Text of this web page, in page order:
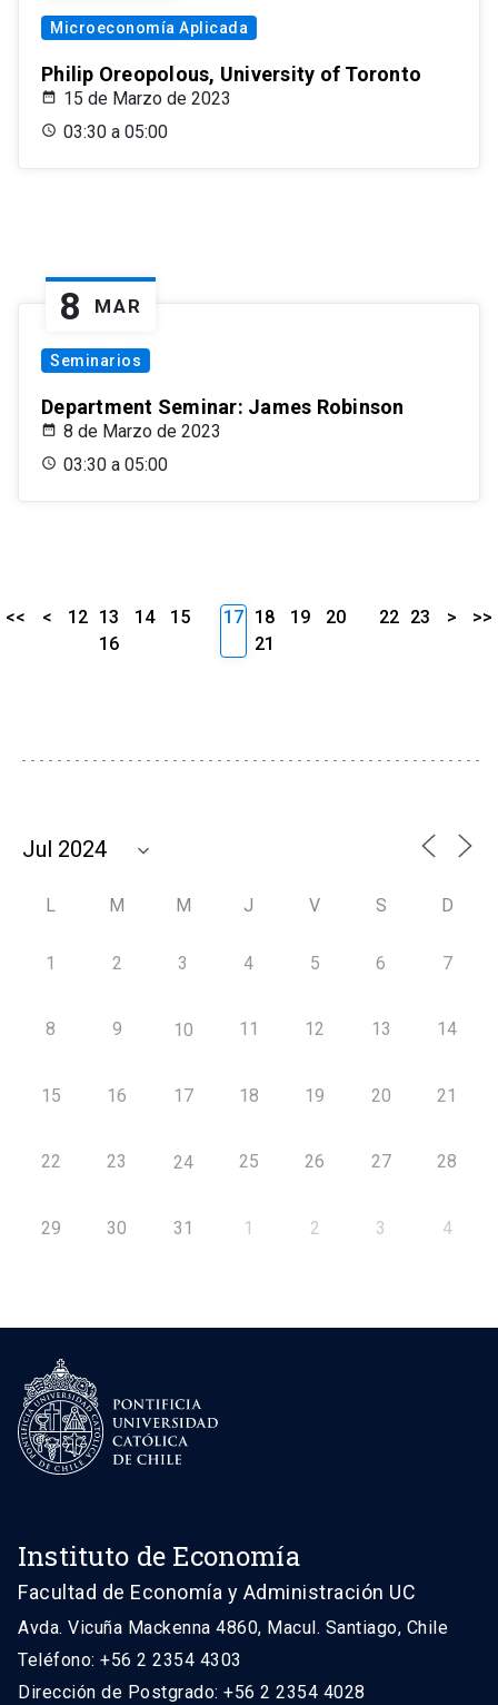
Microeconomía Aplicada
Philip Oreopolous, University of Toronto
15 de Marzo de 2023
03:30 a 05:00
8 MAR
Seminarios
Department Seminar: James Robinson
8 de Marzo de 2023
03:30 a 05:00
<< < 12 13 14
15
16
17 18 19
20
21
22 23 > >>
L M M J V S D
1 2 3 4 5 6 7
8 9 10 11 12 13 14
15 16 17 18 19 20 21
22 23 24 25 26 27 28
29 30 31 1 2 3 4
Instituto de Economía
Facultad de Economía y Administración UC
Avda. Vicuña Mackenna 4860, Macul. Santiago, Chile
Teléfono: +56 2 2354 4303
Dirección de Postgrado: +56 2 2354 4028